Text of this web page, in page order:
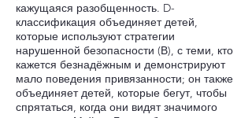
кажущаяся разобщенность. D-
классификация объединяет детей,
которые используют стратегии
нарушенной безопасности (В), с теми, кто
кажется безнадёжным и демонстрируют
мало поведения привязанности; он также
объединяет детей, которые бегут, чтобы
спрятаться, когда они видят значимого